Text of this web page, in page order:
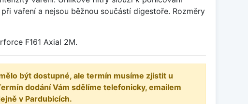
vaření a nejsou běžnou součástí digestoře. Rozměry
F161 Axial 2M.
být dostupné, ale termín musíme zjistit u
dodání Vám sdělíme telefonicky, emailem
v Pardubicích.